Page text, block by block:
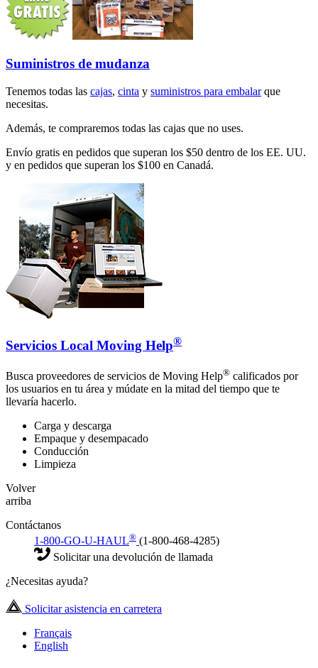
Suministros de mudanza
Tenemos todas las cajas, cinta y suministros para embalarque
necesitas.
Además, te compraremos todas las cajas que no uses.
Envío gratis en pedidos que superan los $50 dentro de los EE. UU.
y en pedidos que superan los $100 en Canadá.
Servicios Local Moving Help®
Busca proveedores de servicios de Moving Help® calificados por
los usuarios en tu área y múdate en la mitad del tiempo que te
llevaría hacerlo.
Carga y descarga
Empaque y desempacado
Conducción
Limpieza
Volver
arriba
Contáctanos
1-800-GO-U-HAUL® (1-800-468-4285)
Solicitar una devolución de llamada
¿Necesitas ayuda?
Solicitar asistencia en carretera
Français
English